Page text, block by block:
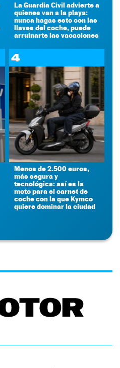
La Guardia Civil advierte a
quienes van a la playa:
nunca hagas esto con las
llaves del coche, puede
arruinarte las vacaciones
4
Menos de 2.500 euros,
más segura y
tecnológica: así es la
moto para el carnet de
coche con la que Kymco
quiere dominar la ciudad